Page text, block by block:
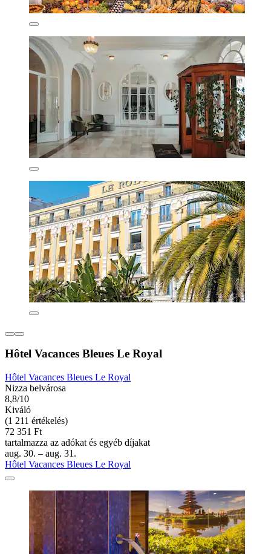
Hôtel Vacances Bleues Le Royal
Hôtel Vacances Bleues Le Royal
Nizza belvárosa
8,8/10
Kiváló
(1 211 értékelés)
72 351 Ft
tartalmazza az adókat és egyéb díjakat
aug. 30. – aug. 31.
Hôtel Vacances Bleues Le Royal